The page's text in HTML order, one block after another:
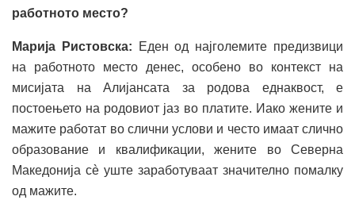
работното место?
Марија Ристовска:
Еден од најголемите предизвици
на работното место денес, особено во контекст на
мисијата на Алијансата за родова еднаквост, е
постоењето на родовиот јаз во платите. Иако жените и
мажите работат во слични услови и често имаат слично
образование и квалификации, жените во Северна
Македонија сè уште заработуваат значително помалку
од мажите.